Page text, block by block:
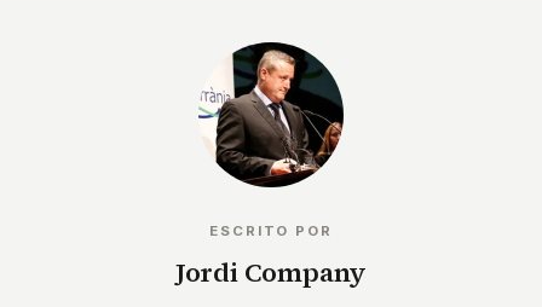
ESCRITO POR
Jordi Company